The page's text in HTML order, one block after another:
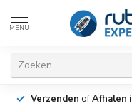
MENU
Verzenden ofAfhalen